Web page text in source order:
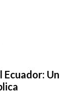
Ecuador: Un